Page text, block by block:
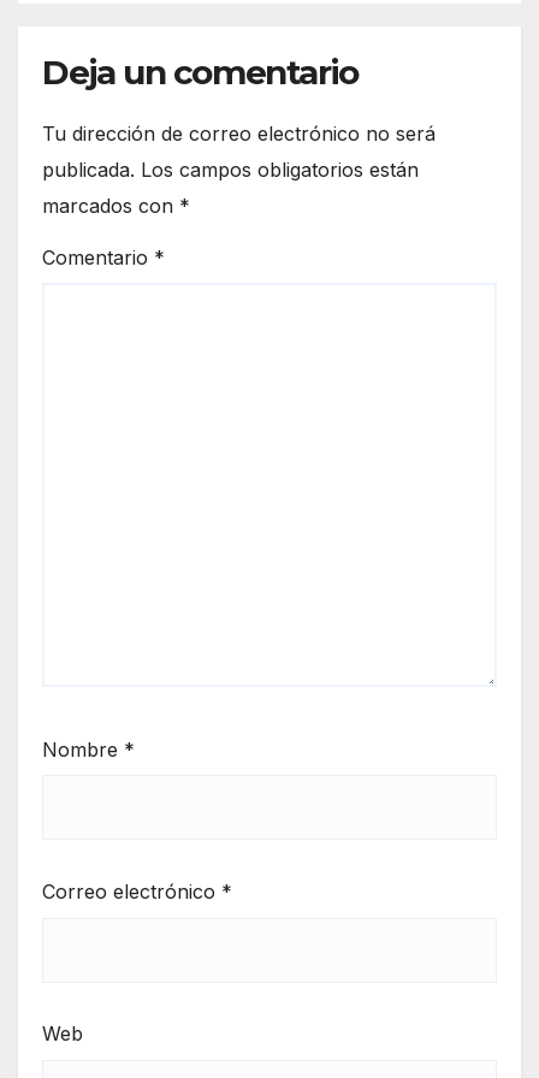
Deja un comentario
Tu dirección de correo electrónico no será
publicada. Los campos obligatorios están
marcados con *
Comentario *
Nombre *
Correo electrónico *
Web